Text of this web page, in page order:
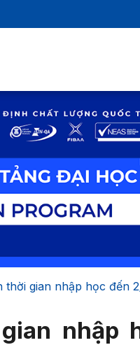
thời gian nhập học đến
nhập